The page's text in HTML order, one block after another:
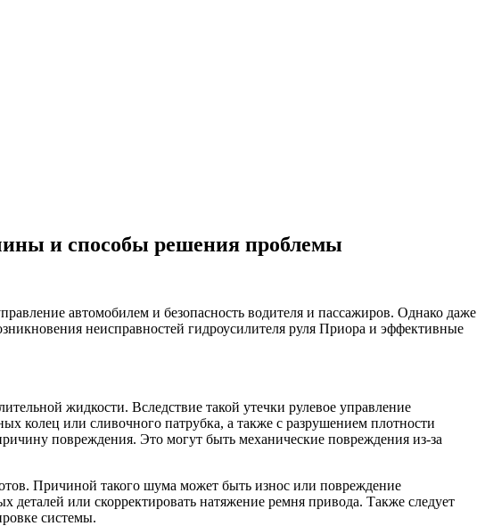
и способы решения проблемы
автомобилем и безопасность водителя и пассажиров. Однако даже
неисправностей гидроусилителя руля Приора и эффективные
жидкости. Вследствие такой утечки рулевое управление
колец или сливочного патрубка, а также с разрушением плотности
повреждения. Это могут быть механические повреждения из-за
Причиной такого шума может быть износ или повреждение
или скорректировать натяжение ремня привода. Также следует
системы.